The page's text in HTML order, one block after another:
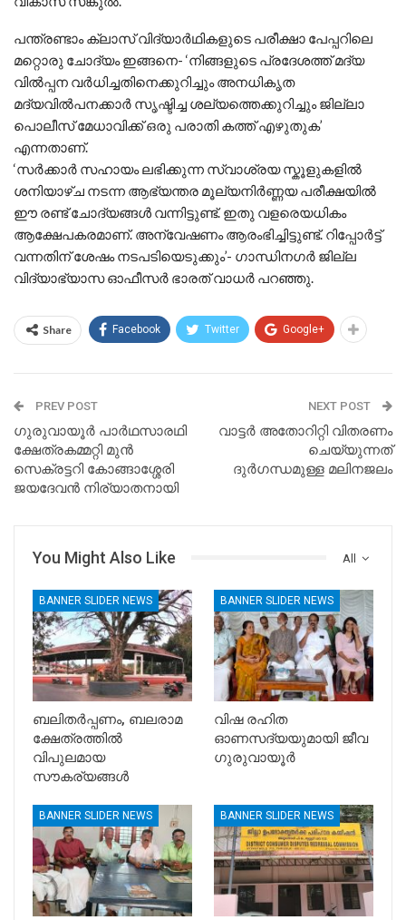
പന്ത്രണ്ടാം ക്ലാസ് വിദ്യാര്‍ഥികളുടെ പരീക്ഷാ പേപ്പറിലെ
മറ്റൊരു ചോദ്യം ഇങ്ങനെ- ‘നിങ്ങളുടെ പ്രദേശത്ത് മദ്യ
വില്‍പ്പന വര്‍ധിച്ചതിനെക്കുറിച്ചും അനധികൃത
മദ്യവില്‍പനക്കാര്‍ സൃഷ്ടിച്ച ശല്യത്തെക്കുറിച്ചും ജില്ലാ
പൊലീസ് മേധാവിക്ക് ഒരു പരാതി കത്ത് എഴുതുക’
എന്നതാണ്.
‘സര്‍ക്കാര്‍ സഹായം ലഭിക്കുന്ന സ്വാശ്രയ സ്കൂളുകളില്‍
ശനിയാഴ്ച നടന്ന ആഭ്യന്തര മൂല്യനിര്‍ണ്ണയ പരീക്ഷയില്‍
ഈ രണ്ട് ചോദ്യങ്ങള്‍ വന്നിട്ടുണ്ട്. ഇതു വളരെയധികം
ആക്ഷേപകരമാണ്. അന്വേഷണം ആരംഭിച്ചിട്ടുണ്ട്. റിപ്പോര്‍ട്ട്
വന്നതിന് ശേഷം നടപടിയെടുക്കും’- ഗാന്ധിനഗര്‍ ജില്ല
വിദ്യാഭ്യാസ ഓഫീസര്‍ ഭാരത് വാധര്‍ പറഞ്ഞു.
Share Facebook Twitter Google+
PREV POST
ഗുരുവായൂർ പാർഥസാരഥി
ക്ഷേത്രകമ്മറ്റി മുൻ
സെക്രട്ടറി കോങ്ങാശ്ശേരി
ജയദേവൻ നിര്യാതനായി
NEXT POST
വാട്ടർ അതോറിറ്റി വിതരണം
ചെയ്യുന്നത്
ദുർഗന്ധമുള്ള മലിനജലം
All
You Might Also Like
BANNER SLIDER NEWS
ബലിതർപ്പണം, ബലരാമ
ക്ഷേത്രത്തിൽ
വിപുലമായ
സൗകര്യങ്ങൾ
BANNER SLIDER NEWS
വിഷ രഹിത
ഓണസദ്യയുമായി ജീവ
ഗുരുവായൂർ
BANNER SLIDER NEWS BANNER SLIDER NEWS